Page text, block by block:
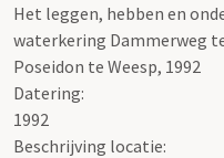
Het leggen, hebben en
waterkering Dammerweg
Poseidon te Weesp, 1992
Datering:
1992
Beschrijving locatie: